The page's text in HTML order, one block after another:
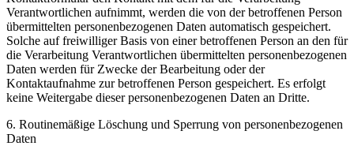
Verantwortlichen aufnimmt, werden die von der betroffenen Person
übermittelten personenbezogenen Daten automatisch gespeichert.
Solche auf freiwilliger Basis von einer betroffenen Person an den für
die Verarbeitung Verantwortlichen übermittelten personenbezogenen
Daten werden für Zwecke der Bearbeitung oder der
Kontaktaufnahme zur betroffenen Person gespeichert. Es erfolgt
keine Weitergabe dieser personenbezogenen Daten an Dritte.
6. Routinemäßige Löschung und Sperrung von personenbezogenen
Daten